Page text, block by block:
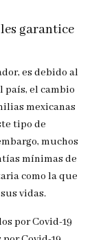
garantice
es debido al
país, el cambio
mexicanas
tipo de
muchos
mínimas de
como la que
vidas.